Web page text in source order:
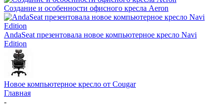
Создание и особенности офисного кресла Aeron
AndaSeat презентовала новое компьютерное кресло Navi
Edition
Новое компьютерное кресло от Cougar
Главная
-